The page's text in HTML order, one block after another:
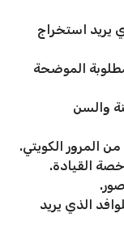
يريد استخراج
الموضحة
والسن
المرور الكويتي.
القيادة.
الذي يريد